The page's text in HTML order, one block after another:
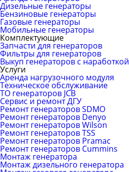
Дизельные генераторы
Бензиновые генераторы
Газовые генераторы
Мобильные генераторы
Комплектующие
Запчасти для генераторов
Фильтры для генераторов
Выкуп генераторов с наработкой
Услуги
Аренда нагрузочного модуля
Техническое обслуживание
ТО генераторов JCB
Сервис и ремонт ДГУ
Ремонт генераторов SDMO
Ремонт генераторов Denyo
Ремонт генераторов Wilson
Ремонт генераторов TSS
Ремонт генераторов Pramac
Ремонт генераторов Сummins
Монтаж генератора
Монтаж дизельного генератора